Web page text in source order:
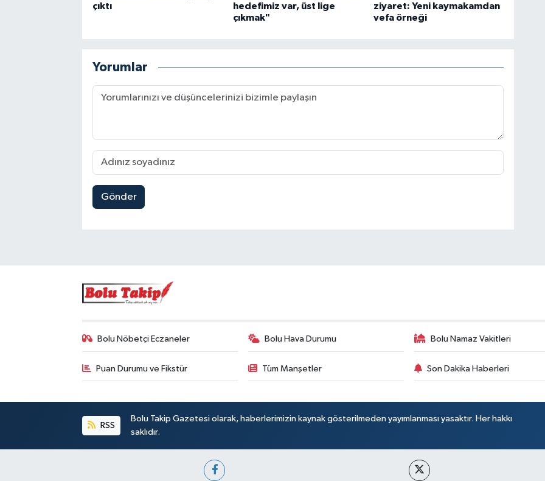
çıktı
hedefimiz var, üst lige
çıkmak"
ziyaret: Yeni kaymakamdan
vefa örneği
Yorumlar
Gönder
Bolu Nöbetçi Eczaneler Bolu Hava Durumu Bolu Namaz Vakitleri
Puan Durumu ve Fikstür Tüm Manşetler Son Dakika Haberleri
RSS
Bolu Takip Gazetesi olarak, haberlerimizin kaynak gösterilmeden yayımlanması yasaktır. Her hakkı
saklıdır.